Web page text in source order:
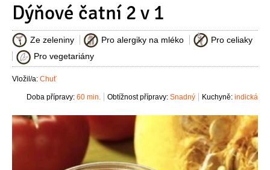
Dýňové čatní 2 v 1
Ze zeleniny Pro alergiky na mléko
Pro celiaky
Pro vegetariány
Vložil/a: Chuť
Kuchyně: indická
Obtížnost přípravy: Snadný
Doba přípravy: 60 min.